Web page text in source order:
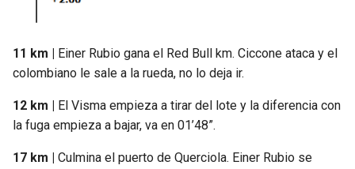
11 km |
Einer Rubio gana el Red Bull km. Ciccone ataca y el
colombiano le sale a la rueda, no lo deja ir.
12 km |
El Visma empieza a tirar del lote y la diferencia con
la fuga empieza a bajar, va en 01’48”.
17 km | Culmina el puerto de Querciola. Einer Rubio se